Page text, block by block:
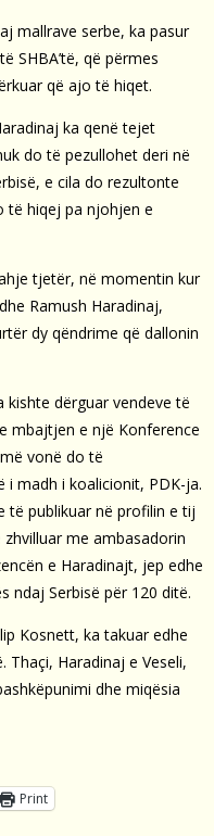
mallrave serbe, ka pasur
SHBA’të, që përmes
që ajo të hiqet.
ka qenë tejet
do të pezullohet deri në
e cila do rezultonte
të hiqej pa njohjen e
tjetër, në momentin kur
Ramush Haradinaj,
dy qëndrime që dallonin
kishte dërguar vendeve të
mbajtjen e një Konference
vonë do të
i madh i koalicionit, PDK-ja.
të publikuar në profilin e tij
me ambasadorin
e Haradinajt, jep edhe
ndaj Serbisë për 120 ditë.
Kosnett, ka takuar edhe
Haradinaj e Veseli,
dhe miqësia
Print